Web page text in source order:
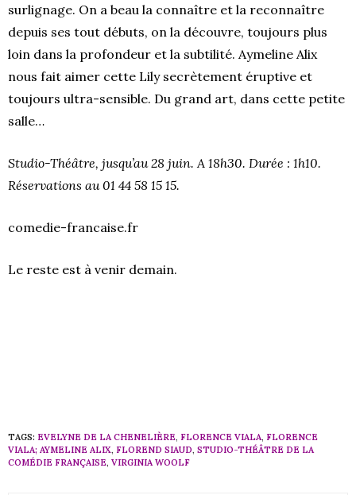
surlignage. On a beau la connaître et la reconnaître
depuis ses tout débuts, on la découvre, toujours plus
loin dans la profondeur et la subtilité. Aymeline Alix
nous fait aimer cette Lily secrètement éruptive et
toujours ultra-sensible. Du grand art, dans cette petite
salle…
Studio-Théâtre, jusqu’au 28 juin. A 18h30. Durée : 1h10.
Réservations au 01 44 58 15 15.
comedie-francaise.fr
Le reste est à venir demain.
TAGS: EVELYNE DE LA CHENELIÈRE, FLORENCE VIALA, FLORENCE
VIALA; AYMELINE ALIX, FLOREND SIAUD, STUDIO-THÉÂTRE DE LA
COMÉDIE FRANÇAISE, VIRGINIA WOOLF